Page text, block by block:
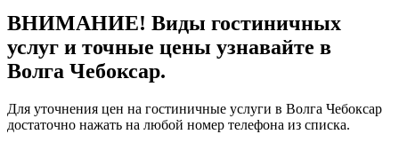
ВНИМАНИЕ! Виды гостиничных
услуг и точные цены узнавайте в
Волга Чебоксар.
Для уточнения цен на гостиничные услуги в Волга Чебоксар
достаточно нажать на любой номер телефона из списка.